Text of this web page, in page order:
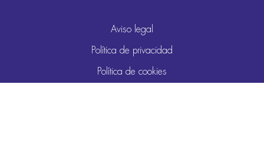
Aviso legal
Política de privacidad
Política de cookies